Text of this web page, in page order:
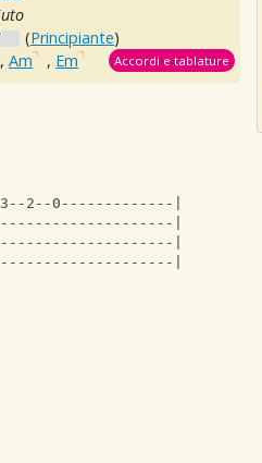
(Principiante)
,Am , Em Accordi e tablature
2--0-------------|
|
|
|